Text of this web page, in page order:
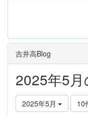
吉井高Blog
2025年5
2025年5月 10